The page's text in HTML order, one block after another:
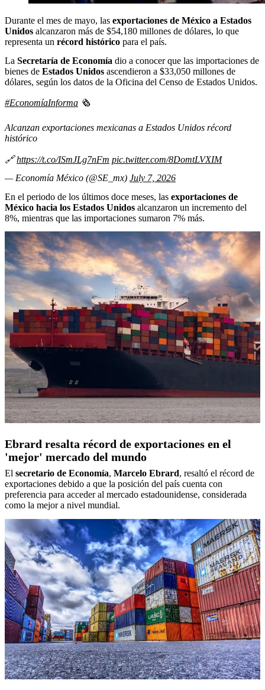
Durante el mes de mayo, las exportaciones de México a Estados
Unidos alcanzaron más de $54,180 millones de dólares, lo que
representa un récord histórico para el país.
La Secretaría de Economía dio a conocer que las importaciones de
bienes de Estados Unidos ascendieron a $33,050 millones de
dólares, según los datos de la Oficina del Censo de Estados Unidos.
#EconomíaInforma 🗞️
Alcanzan exportaciones mexicanas a Estados Unidos récord
histórico
🔗https://t.co/ISmJLg7nFm pic.twitter.com/8DomtLVXIM
— Economía México (@SE_mx) July 7, 2026
En el periodo de los últimos doce meses, las exportaciones de
México hacia los Estados Unidos alcanzaron un incremento del
8%, mientras que las importaciones sumaron 7% más.
Ebrard resalta récord de exportaciones en el
'mejor' mercado del mundo
El secretario de Economía, Marcelo Ebrard, resaltó el récord de
exportaciones debido a que la posición del país cuenta con
preferencia para acceder al mercado estadounidense, considerada
como la mejor a nivel mundial.